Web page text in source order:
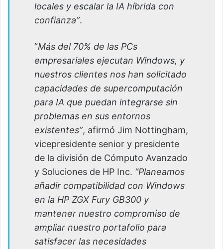
locales y escalar la IA híbrida con
confianza”.
“Más del 70% de las PCs
empresariales ejecutan Windows, y
nuestros clientes nos han solicitado
capacidades de supercomputación
para IA que puedan integrarse sin
problemas en sus entornos
existentes”, afirmó Jim Nottingham,
vicepresidente senior y presidente
de la división de Cómputo Avanzado
y Soluciones de HP Inc. “Planeamos
añadir compatibilidad con Windows
en la HP ZGX Fury GB300 y
mantener nuestro compromiso de
ampliar nuestro portafolio para
satisfacer las necesidades